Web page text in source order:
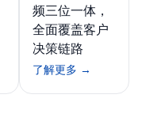
频三位一体，
全面覆盖客户
决策链路
了解更多 →